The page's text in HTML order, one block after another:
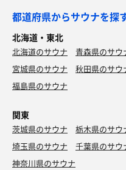
汁なし大もり野菜マ
凄いヴォリューム。
都道府県からサウナを探
北海道・東北
北海道のサウナ 青森県のサウ
宮城県のサウナ
秋田県のサウ
福島県のサウナ
関東
茨城県のサウナ 栃木県のサウ
埼玉県のサウナ
千葉県のサウ
神奈川県のサウナ